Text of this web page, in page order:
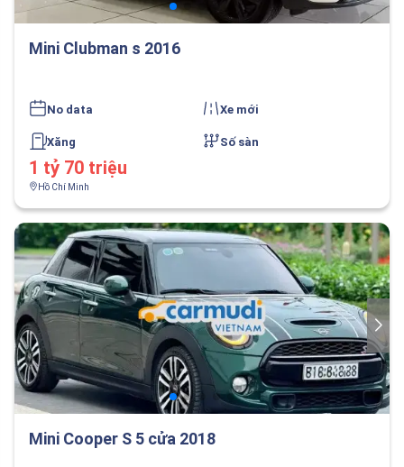
Mini Clubman s 2016
No data Xe mới
Xăng Số sàn
1 tỷ 70 triệu
Hồ Chí Minh
Mini Cooper S 5 cửa 2018